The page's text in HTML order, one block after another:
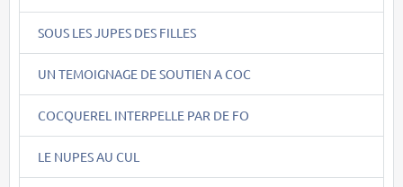
SOUS LES JUPES DES FILLES
UN TEMOIGNAGE DE SOUTIEN A COC
COCQUEREL INTERPELLE PAR DE FO
LE NUPES AU CUL